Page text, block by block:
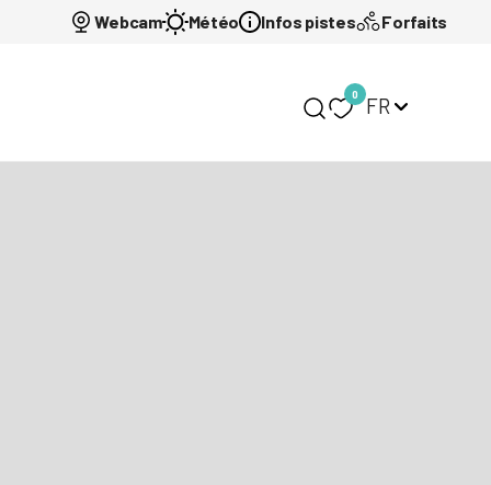
Webcam Météo Infos pistes Forfaits
0 FR